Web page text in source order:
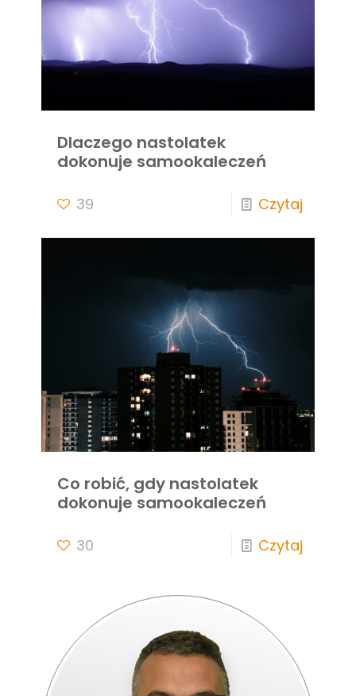
Dlaczego nastolatek
dokonuje samookaleczeń
39 Czytaj
Co robić, gdy nastolatek
dokonuje samookaleczeń
30 Czytaj